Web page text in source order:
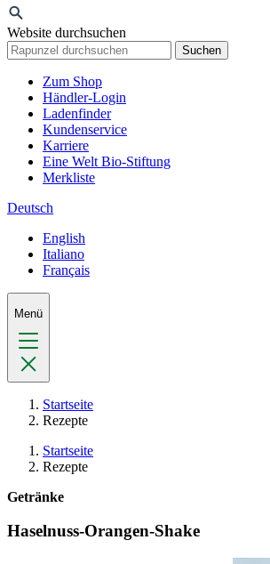
Website durchsuchen
Suchen
Zum Shop
Händler-Login
Ladenfinder
Kundenservice
Karriere
Eine Welt Bio-Stiftung
Merkliste
Deutsch
English
Italiano
Français
Menü
Startseite
Rezepte
Startseite
Rezepte
Getränke
Haselnuss-Orangen-Shake